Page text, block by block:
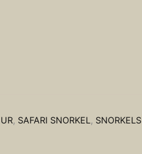
, SAFARI SNORKEL , SNORKELS